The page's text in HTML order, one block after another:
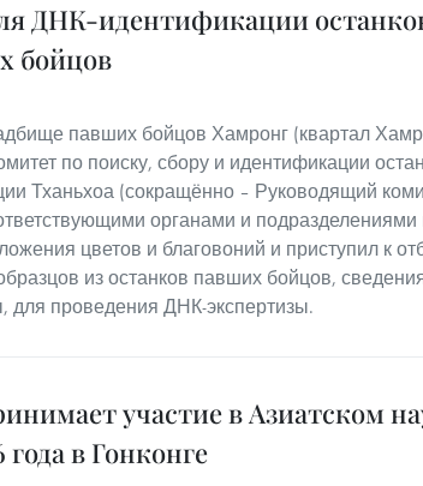
ДНК-идентификации
бойцов
павших бойцов Хамронг (квартал
по поиску, сбору и идентификации
Тханьхоа (сокращённо – Руководящий
органами и подразделениями
цветов и благовоний и приступил к
из останков павших бойцов,
для проведения ДНК-экспертизы.
участие в Азиатском
года в Гонконге